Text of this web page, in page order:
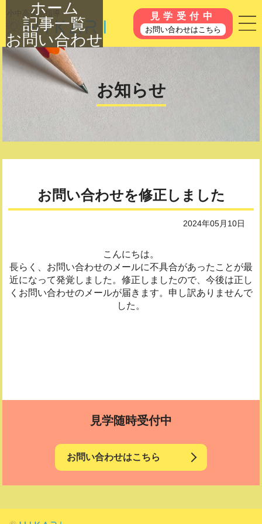
小中高個別指導 見学受付中
お問い合わせはこちら
ホーム
記事一覧
お問い合わせ
お知らせ
お問い合わせを修正しました
2024年05月10日
こんにちは。
長らく、お問い合わせのメールに不具合があったことが最
近になって発覚しました。修正しましたので、今後は正し
くお問い合わせのメールが届きます。申し訳ありませんで
した。
見学随時受付中
お問い合わせはこちら